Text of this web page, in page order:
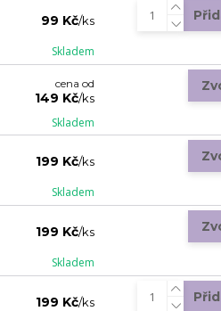
99 Kč/ks
Skladem
cena od
149 Kč/ks
Skladem
199 Kč/ks
Skladem
199 Kč/ks
Skladem
199 Kč/ks